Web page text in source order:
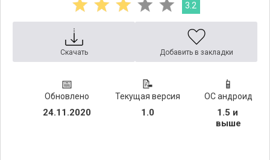
3.2
Скачать Добавить в закладки
📅
Обновлено
24.11.2020
📝
Текущая версия
1.0
📱
ОС андроид
1.5 и
выше